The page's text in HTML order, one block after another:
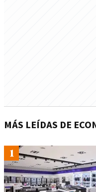
MÁS LEÍDAS DE